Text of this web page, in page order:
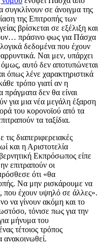
συγκλίνουν σε άνοιγμα της
της Επιτροπής των
βρίσκεται σε εξέλιξη και
πράσινο φως για Πάσχα
δεδομένα που έχουν
Ναι μεν, υπάρχει
αυτό δεν αποτυπώνεται
όπως λένε χαρακτηριστικά
τρόπο γιατί αν η
πράγματα δεν θα είναι
για μια νέα μεγάλη έξαρση
του κορονοϊού από τα
τα ταξίδια.
τις διαπεριφερειακές
και η Αριστοτελία
Εκπρόσωπος είπε
επιτραπούν οι
ότι «θα
Να μην ρισκάρουμε να
που έχουν υψηλό σε άλλες».
να γίνουν ακόμη και το
τόνισε πως για την
μήνυμα του
τέτοιος τρόπος
ανακοινωθεί.